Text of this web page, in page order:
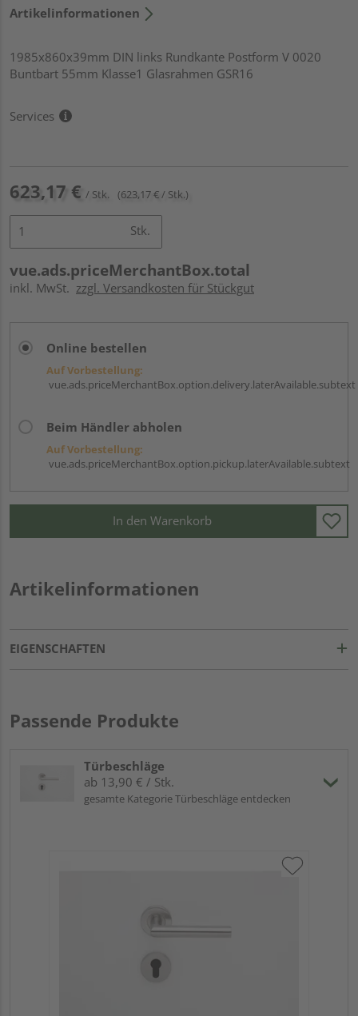
Artikelinformationen
1985x860x39mm DIN links Rundkante Postform V 0020
Buntbart 55mm Klasse1 Glasrahmen GSR16
Services
623,17 € / Stk. (623,17 € / Stk.)
Stk.
vue.ads.priceMerchantBox.total
inkl. MwSt. zzgl. Versandkosten für Stückgut
Online bestellen
Auf Vorbestellung:
vue.ads.priceMerchantBox.option.delivery.laterAvailable.subtext
Beim Händler abholen
Auf Vorbestellung:
vue.ads.priceMerchantBox.option.pickup.laterAvailable.subtext
In den Warenkorb
Artikelinformationen
EIGENSCHAFTEN
Passende Produkte
Türbeschläge
ab 13,90 € / Stk.
gesamte Kategorie Türbeschläge entdecken